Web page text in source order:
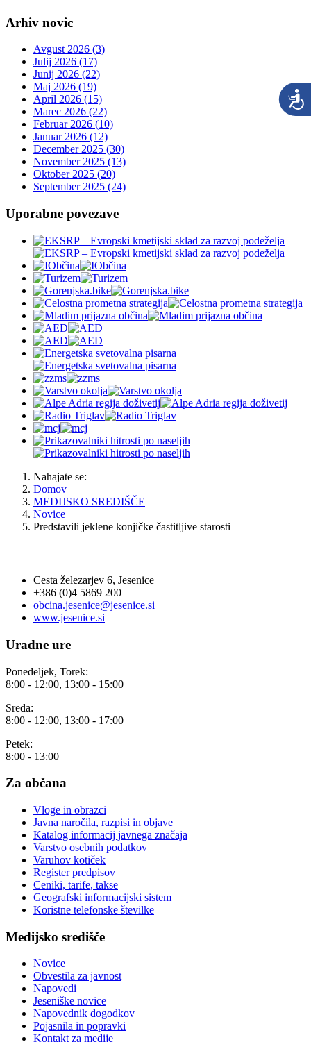
Arhiv novic
Avgust 2026 (3)
Julij 2026 (17)
Junij 2026 (22)
Maj 2026 (19)
April 2026 (15)
Marec 2026 (22)
Februar 2026 (10)
Januar 2026 (12)
December 2025 (30)
November 2025 (13)
Oktober 2025 (20)
September 2025 (24)
Uporabne povezave
Nahajate se:
Domov
MEDIJSKO SREDIŠČE
Novice
Predstavili jeklene konjičke častitljive starosti
Cesta železarjev 6, Jesenice
+386 (0)4 5869 200
obcina.jesenice@jesenice.si
www.jesenice.si
Uradne ure
Ponedeljek, Torek:
8:00 - 12:00, 13:00 - 15:00
Sreda:
8:00 - 12:00, 13:00 - 17:00
Petek:
8:00 - 13:00
Za občana
Vloge in obrazci
Javna naročila, razpisi in objave
Katalog informacij javnega značaja
Varstvo osebnih podatkov
Varuhov kotiček
Register predpisov
Ceniki, tarife, takse
Geografski informacijski sistem
Koristne telefonske številke
Medijsko središče
Novice
Obvestila za javnost
Napovedi
Jeseniške novice
Napovednik dogodkov
Pojasnila in popravki
Kontakt za medije